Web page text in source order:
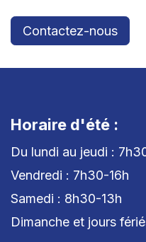
Contactez-nous
Horaire d'été :
Du lundi au jeudi :
Vendredi :
Samedi : 8h30-13h
Dimanche et jours